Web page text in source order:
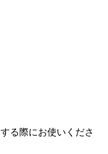
る際にお使いくださ